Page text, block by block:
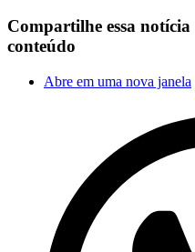
Compartilhe essa notícia
conteúdo
Abre em uma nova janela